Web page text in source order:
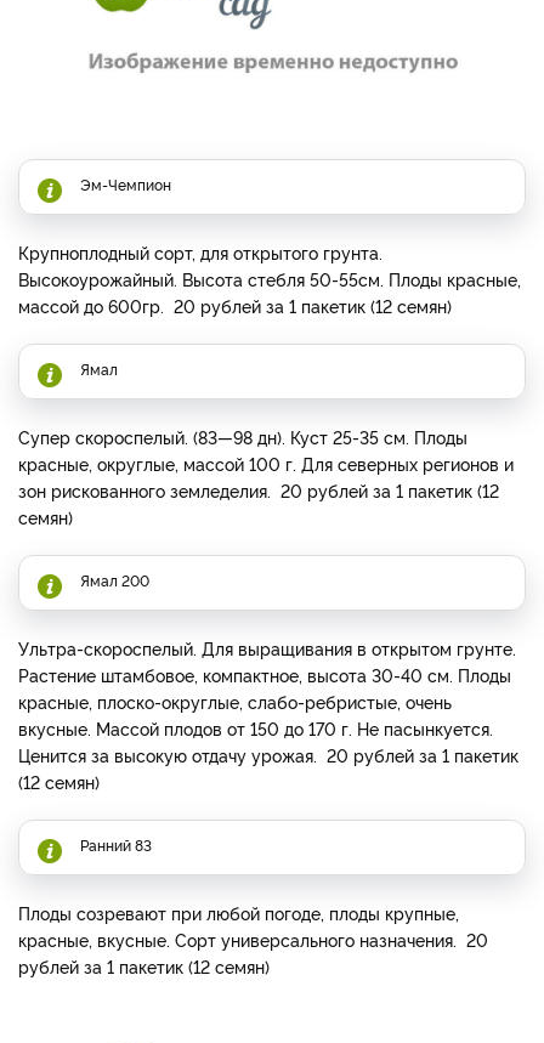
Эм-Чемпион
Крупноплодный сорт, для открытого грунта.
Высокоурожайный. Высота стебля 50-55см. Плоды красные,
массой до 600гр. 20 рублей за 1 пакетик (12 семян)
Ямал
Супер скороспелый. (83—98 дн). Куст 25-35 см. Плоды
красные, округлые, массой 100 г. Для северных регионов и
зон рискованного земледелия. 20 рублей за 1 пакетик (12
семян)
Ямал 200
Ультра-скороспелый. Для выращивания в открытом грунте.
Растение штамбовое, компактное, высота 30-40 см. Плоды
красные, плоско-округлые, слабо-ребристые, очень
вкусные. Массой плодов от 150 до 170 г. Не пасынкуется.
Ценится за высокую отдачу урожая. 20 рублей за 1 пакетик
(12 семян)
Ранний 83
Плоды созревают при любой погоде, плоды крупные,
красные, вкусные. Сорт универсального назначения. 20
рублей за 1 пакетик (12 семян)